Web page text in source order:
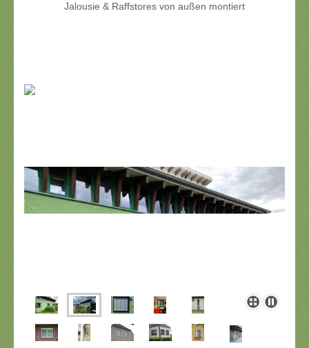
Jalousie & Raffstores von außen montiert